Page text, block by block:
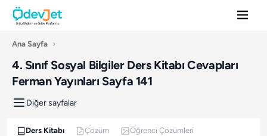
Ana Sayfa ›
4. Sınıf Sosyal Bilgiler Ders Kitabı Cevapları
Ferman Yayınları Sayfa 141
Diğer sayfalar
Ders Kitabı Çözüm Öğrenci Çözümleri